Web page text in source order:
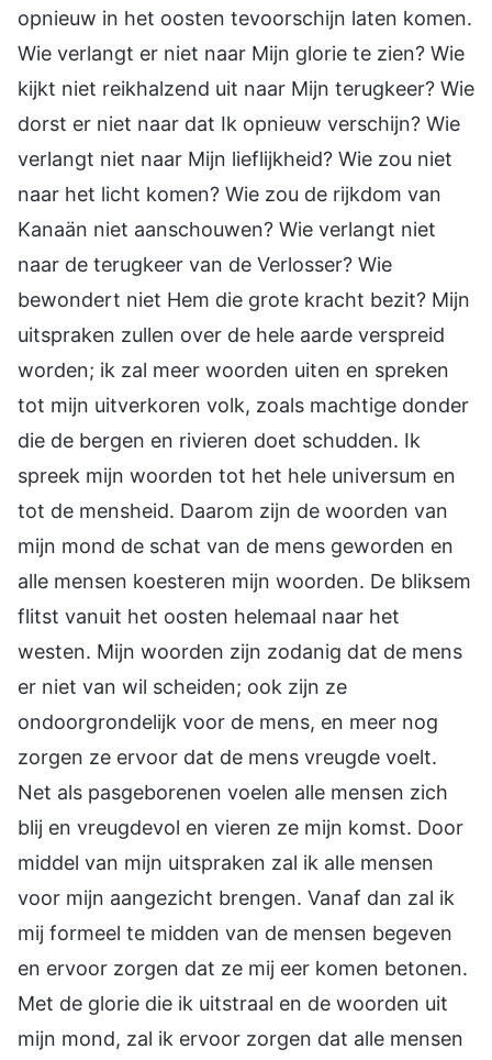
opnieuw in het oosten tevoorschijn laten komen.
Wie verlangt er niet naar Mijn glorie te zien? Wie
kijkt niet reikhalzend uit naar Mijn terugkeer? Wie
dorst er niet naar dat Ik opnieuw verschijn? Wie
verlangt niet naar Mijn lieflijkheid? Wie zou niet
naar het licht komen? Wie zou de rijkdom van
Kanaän niet aanschouwen? Wie verlangt niet
naar de terugkeer van de Verlosser? Wie
bewondert niet Hem die grote kracht bezit? Mijn
uitspraken zullen over de hele aarde verspreid
worden; ik zal meer woorden uiten en spreken
tot mijn uitverkoren volk, zoals machtige donder
die de bergen en rivieren doet schudden. Ik
spreek mijn woorden tot het hele universum en
tot de mensheid. Daarom zijn de woorden van
mijn mond de schat van de mens geworden en
alle mensen koesteren mijn woorden. De bliksem
flitst vanuit het oosten helemaal naar het
westen. Mijn woorden zijn zodanig dat de mens
er niet van wil scheiden; ook zijn ze
ondoorgrondelijk voor de mens, en meer nog
zorgen ze ervoor dat de mens vreugde voelt.
Net als pasgeborenen voelen alle mensen zich
blij en vreugdevol en vieren ze mijn komst. Door
middel van mijn uitspraken zal ik alle mensen
voor mijn aangezicht brengen. Vanaf dan zal ik
mij formeel te midden van de mensen begeven
en ervoor zorgen dat ze mij eer komen betonen.
Met de glorie die ik uitstraal en de woorden uit
mijn mond, zal ik ervoor zorgen dat alle mensen